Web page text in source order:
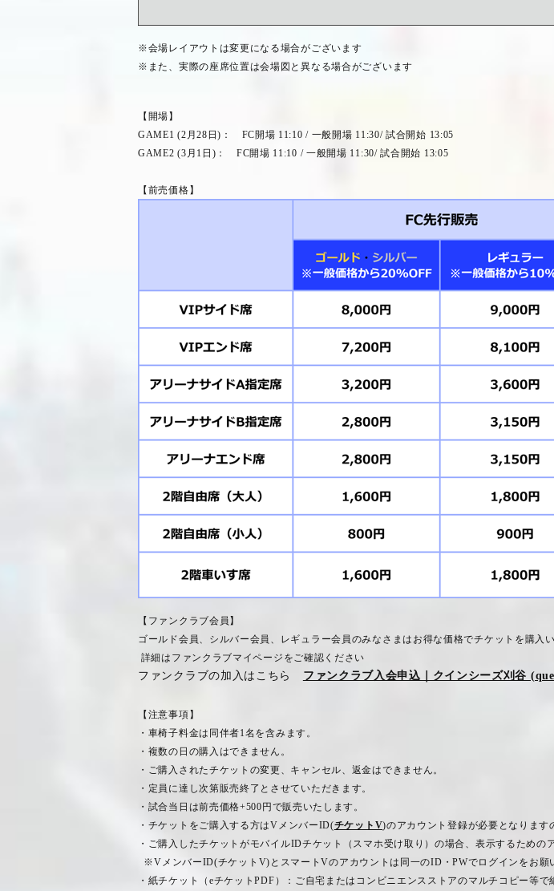
※会場レイアウトは変更になる場合がございます
※また、実際の座席位置は会場図と異なる場合がございます
【開場】
GAME1 (2 月28 日) ： FC開場 11:10 / 一般開場 11:30/試合開始 13:05
GAME2 (3 月 1 日 ) ： FC開場 11:10 / 一般開場 11:30/試合開始 13:05
【前売価格】
【ファンクラブ会員】
ゴールド会員、シルバー会員、レギュラー会員のみなさまはお得な価格でチケットを購入
詳細はファンクラブマイページをご確認ください
ファンクラブの加入はこちら ファンクラブ入会申込｜クインシーズ刈谷
【注意事項】
・車椅子料金は同伴者1 名を含みます。
・複数の日の購入はできません。
・ご購入されたチケットの変更、キャンセル、返金はできません。
・定員に達し次第販売終了とさせていただきます。
・試合当日は前売価格+500円で販売いたします。
・チケットをご購入する方はV メンバーID(チケットV)のアカウント登録が必要となります
・ご購入したチケットがモバイルIDチケット（スマホ受け取り）の場合、表示するための
※V メンバーID(チケット V) とスマートVのアカウントは同一のID ・PWでログインをお願
・紙チケット（ eチケットPDF ）：ご自宅またはコンビニエンスストアのマルチコピー等で